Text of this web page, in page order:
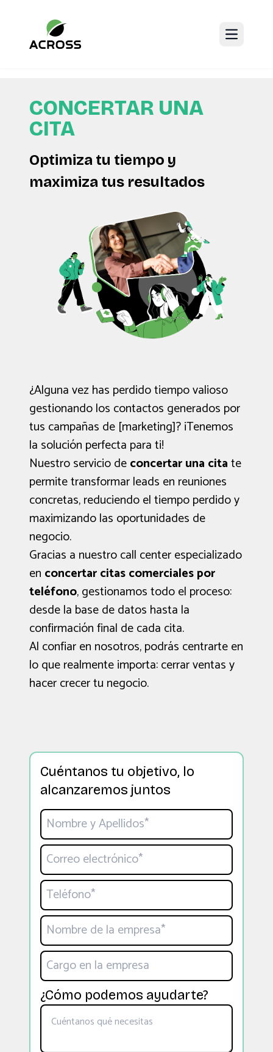
Open
CONCERTAR UNA
CITA
Optimiza tu tiempo y
maximiza tus resultados
¿Alguna vez has perdido tiempo valioso
gestionando los contactos generados por
tus campañas de [marketing]? ¡Tenemos
la solución perfecta para ti!
Nuestro servicio deconcertar una citate
permite transformar leads en reuniones
concretas, reduciendo el tiempo perdido y
maximizando las oportunidades de
negocio.
Gracias a nuestro call center especializado
en concertar citas comerciales por
teléfono, gestionamos todo el proceso:
desde la base de datos hasta la
confirmación final de cada cita.
Al confiar en nosotros, podrás centrarte en
lo que realmente importa: cerrar ventas y
hacer crecer tu negocio.
Cuéntanos tu objetivo, lo
alcanzaremos juntos
¿Cómo podemos ayudarte?